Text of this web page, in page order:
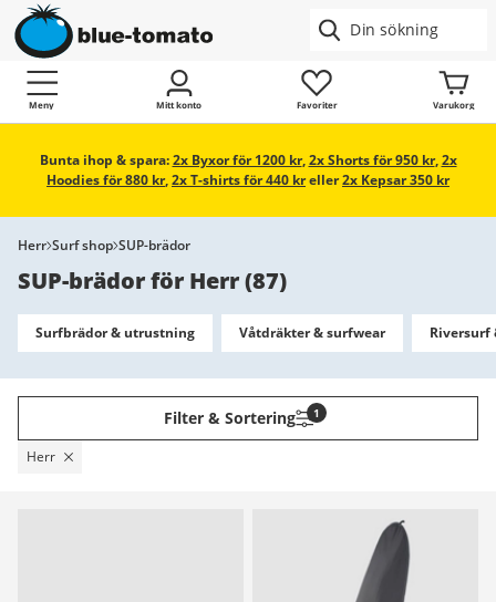
Meny Mitt konto Favoriter Varukorg
Bunta ihop & spara:2x Byxor för 1200 kr,2x Shorts för 950 kr,2x
Hoodies för 880 kr,2x T-shirts för 440 kreller2x Kepsar 350 kr
Herr Surf shop SUP-brädor
SUP-brädor för Herr(87)
Surfbrädor & utrustning Våtdräkter & surfwear Riversurf
Filter & Sortering 1
Herr